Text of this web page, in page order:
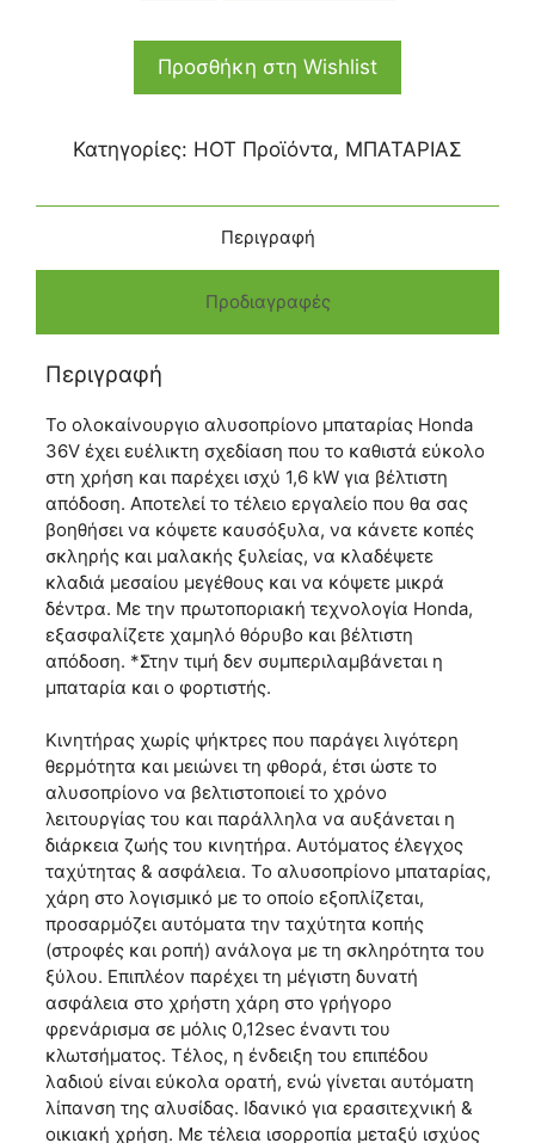
Προσθήκη στη Wishlist
Κατηγορίες: HOT Προϊόντα, ΜΠΑΤΑΡΙΑΣ
Περιγραφή
Προδιαγραφές
Περιγραφή
Το ολοκαίνουργιο αλυσοπρίονο μπαταρίας Honda
36V έχει ευέλικτη σχεδίαση που το καθιστά εύκολο
στη χρήση και παρέχει ισχύ 1,6 kW για βέλτιστη
απόδοση. Αποτελεί το τέλειο εργαλείο που θα σας
βοηθήσει να κόψετε καυσόξυλα, να κάνετε κοπές
σκληρής και μαλακής ξυλείας, να κλαδέψετε
κλαδιά μεσαίου μεγέθους και να κόψετε μικρά
δέντρα. Με την πρωτοποριακή τεχνολογία Honda,
εξασφαλίζετε χαμηλό θόρυβο και βέλτιστη
απόδοση. *Στην τιμή δεν συμπεριλαμβάνεται η
μπαταρία και ο φορτιστής.
Κινητήρας χωρίς ψήκτρες που παράγει λιγότερη
θερμότητα και μειώνει τη φθορά, έτσι ώστε το
αλυσοπρίονο να βελτιστοποιεί το χρόνο
λειτουργίας του και παράλληλα να αυξάνεται η
διάρκεια ζωής του κινητήρα. Αυτόματος έλεγχος
ταχύτητας & ασφάλεια. Το αλυσοπρίονο μπαταρίας,
χάρη στο λογισμικό με το οποίο εξοπλίζεται,
προσαρμόζει αυτόματα την ταχύτητα κοπής
(στροφές και ροπή) ανάλογα με τη σκληρότητα του
ξύλου. Επιπλέον παρέχει τη μέγιστη δυνατή
ασφάλεια στο χρήστη χάρη στο γρήγορο
φρενάρισμα σε μόλις 0,12sec έναντι του
κλωτσήματος. Τέλος, η ένδειξη του επιπέδου
λαδιού είναι εύκολα ορατή, ενώ γίνεται αυτόματη
λίπανση της αλυσίδας. Ιδανικό για ερασιτεχνική &
οικιακή χρήση. Με τέλεια ισορροπία μεταξύ ισχύος